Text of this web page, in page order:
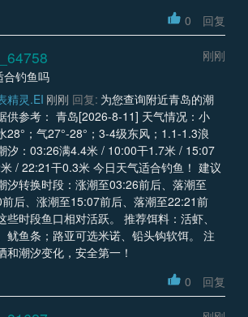
0 回复
刚刚
合钓鱼吗
精灵.EI 刚刚 回复: 为您查询附近青岛的潮
供参考： 青岛[2026-8-11] 天气情况：小
28°；气27°-28°；3-4级东风；1.1-1.3浪
汐：03:26满4.4米 / 10:00干1.7米 / 15:07
干0.3米 今日天气适合钓鱼！ 建议
汐转换时段：涨潮至03:26前后、落潮至
后、涨潮至15:07前后、落潮至22:21前
些时段鱼口相对活跃。 推荐饵料：活虾、
鱿鱼条；路亚可选米诺、铅头钩软饵。 注
和潮汐变化，安全第一！
0 回复